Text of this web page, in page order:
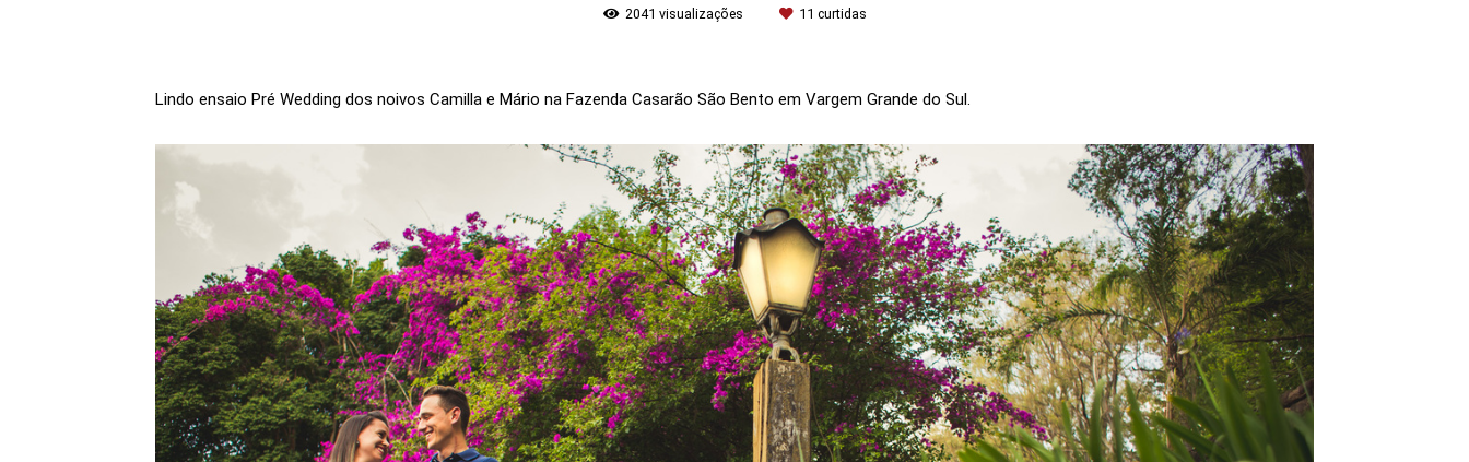
2041 visualizações 11 curtidas
Lindo ensaio Pré Wedding dos noivos Camilla e Mário na Fazenda Casarão São Bento em Vargem Grande do Sul.